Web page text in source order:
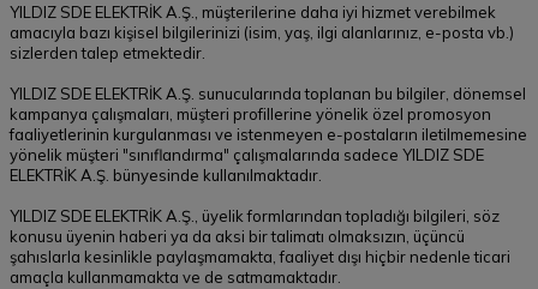
YILDIZ SDE ELEKTRİK A.Ş., müşterilerine daha iyi hizmet verebilmek
amacıyla bazı kişisel bilgilerinizi (isim, yaş, ilgi alanlarınız, e-posta vb.)
sizlerden talep etmektedir.
YILDIZ SDE ELEKTRİK A.Ş. sunucularında toplanan bu bilgiler, dönemsel
kampanya çalışmaları, müşteri profillerine yönelik özel promosyon
faaliyetlerinin kurgulanması ve istenmeyen e-postaların iletilmemesine
yönelik müşteri "sınıflandırma" çalışmalarında sadece YILDIZ SDE
ELEKTRİK A.Ş. bünyesinde kullanılmaktadır.
YILDIZ SDE ELEKTRİK A.Ş., üyelik formlarından topladığı bilgileri, söz
konusu üyenin haberi ya da aksi bir talimatı olmaksızın, üçüncü
şahıslarla kesinlikle paylaşmamakta, faaliyet dışı hiçbir nedenle ticari
amaçla kullanmamakta ve de satmamaktadır.